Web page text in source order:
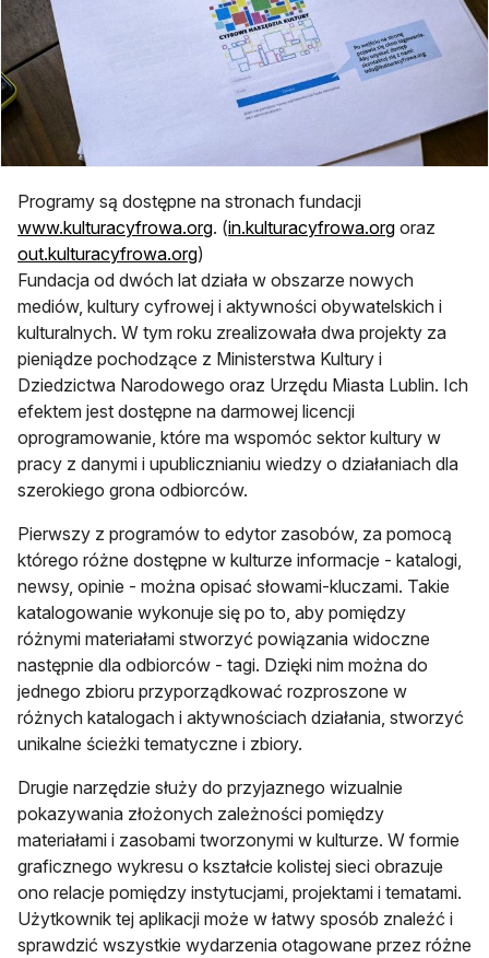
Programy są dostępne na stronach fundacji
www.kulturacyfrowa.org. (in.kulturacyfrowa.org oraz
out.kulturacyfrowa.org)
Fundacja od dwóch lat działa w obszarze nowych
mediów, kultury cyfrowej i aktywności obywatelskich i
kulturalnych. W tym roku zrealizowała dwa projekty za
pieniądze pochodzące z Ministerstwa Kultury i
Dziedzictwa Narodowego oraz Urzędu Miasta Lublin. Ich
efektem jest dostępne na darmowej licencji
oprogramowanie, które ma wspomóc sektor kultury w
pracy z danymi i upublicznianiu wiedzy o działaniach dla
szerokiego grona odbiorców.
Pierwszy z programów to edytor zasobów, za pomocą
którego różne dostępne w kulturze informacje - katalogi,
newsy, opinie - można opisać słowami-kluczami. Takie
katalogowanie wykonuje się po to, aby pomiędzy
różnymi materiałami stworzyć powiązania widoczne
następnie dla odbiorców - tagi. Dzięki nim można do
jednego zbioru przyporządkować rozproszone w
różnych katalogach i aktywnościach działania, stworzyć
unikalne ścieżki tematyczne i zbiory.
Drugie narzędzie służy do przyjaznego wizualnie
pokazywania złożonych zależności pomiędzy
materiałami i zasobami tworzonymi w kulturze. W formie
graficznego wykresu o kształcie kolistej sieci obrazuje
ono relacje pomiędzy instytucjami, projektami i tematami.
Użytkownik tej aplikacji może w łatwy sposób znaleźć i
sprawdzić wszystkie wydarzenia otagowane przez różne